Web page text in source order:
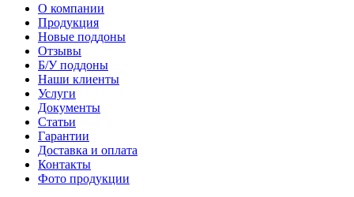
О компании
Продукция
Новые поддоны
Отзывы
Б/У поддоны
Наши клиенты
Услуги
Документы
Статьи
Гарантии
Доставка и оплата
Контакты
Фото продукции